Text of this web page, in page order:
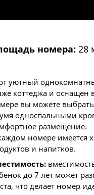
номера: 28
уютный
коттеджа и
вы можете
односпальными
размещение.
номере имеется
и напитков.
до 7 лет может
что делает номер